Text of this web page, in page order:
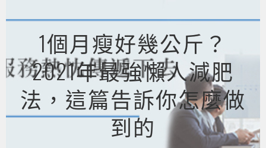
至
內
容
1個月瘦好幾公斤？
2021年最強懶人減肥
法，這篇告訴你怎麼做
到的